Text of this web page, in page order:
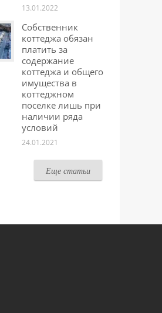
13.01.2022
Собственник
коттеджа обязан
платить за
содержание
коттеджа и общего
имущества в
коттеджном
поселке лишь при
наличии ряда
условий
24.01.2021
Еще статьи